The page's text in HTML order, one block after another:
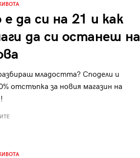
е да си на 21 и как
да си останеш на
младостта? Сподели и
отстъпка за новия магазин на